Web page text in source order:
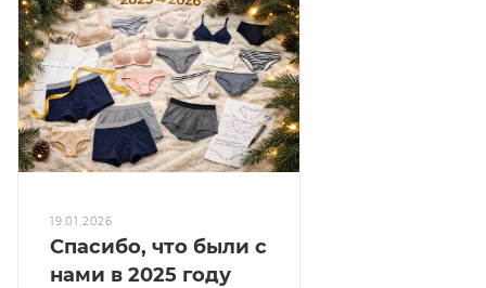
19.01.2026
Спасибо, что были с
нами в 2025 году